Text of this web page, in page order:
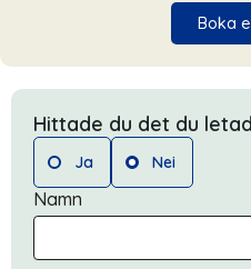
Boka
Hittade du det du
Ja Nei
Namn